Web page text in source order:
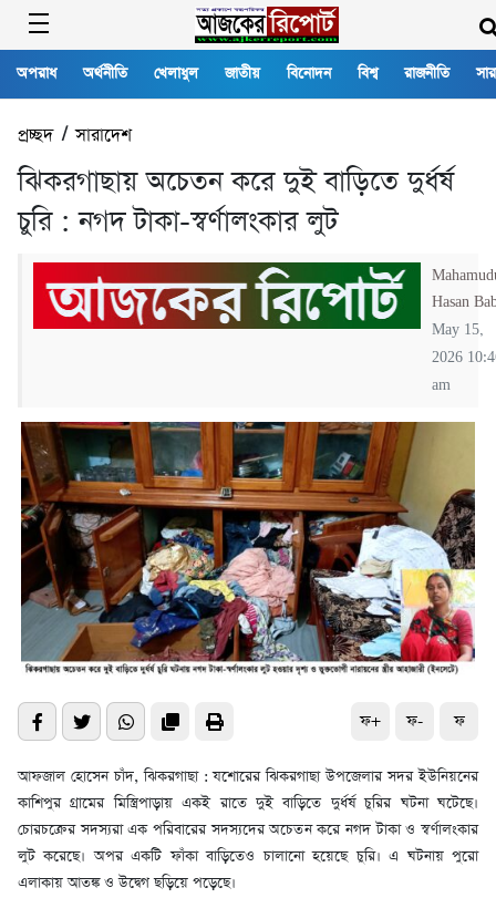
অপরাধ অর্থনীতি খেলাধুল জাতীয় বিনোদন বিশ্ব রাজনীতি
প্রচ্ছদ/সারাদেশ
ঝিকরগাছায় অচেতন করে দুই বাড়িতে দুর্ধর্ষ
চুরি : নগদ টাকা-স্বর্ণালংকার লুট
Hasan
May 15,
2026
am
ফ+ ফ- ফ
আফজাল হোসেন চাঁদ, ঝিকরগাছা : যশোরের ঝিকরগাছা উপজেলার সদর ইউনিয়নের
কাশিপুর গ্রামের মিস্ত্রিপাড়ায় একই রাতে দুই বাড়িতে দুর্ধর্ষ চুরির ঘটনা ঘটেছে।
চোরচক্রের সদস্যরা এক পরিবারের সদস্যদের অচেতন করে নগদ টাকা ও স্বর্ণালংকার
লুট করেছে। অপর একটি ফাঁকা বাড়িতেও চালানো হয়েছে চুরি। এ ঘটনায় পুরো
এলাকায় আতঙ্ক ও উদ্বেগ ছড়িয়ে পড়েছে।